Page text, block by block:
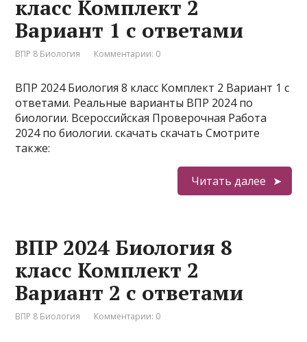
класс Комплект 2
Вариант 1 с ответами
ВПР 8 Биология Комментарии: 0
ВПР 2024 Биология 8 класс Комплект 2 Вариант 1 с
ответами. Реальные варианты ВПР 2024 по
биологии. Всероссийская Проверочная Работа
2024 по биологии. скачать скачать Смотрите
также:
Читать далее
ВПР 2024 Биология 8
класс Комплект 2
Вариант 2 с ответами
ВПР 8 Биология Комментарии: 0